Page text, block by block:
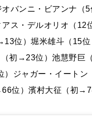
バンニ・ビアンナ
ス・デルオリオ（
位）堀米雄斗（15
初→23位）池慧野巨
ジャガー・イート
位）濱村大征（初